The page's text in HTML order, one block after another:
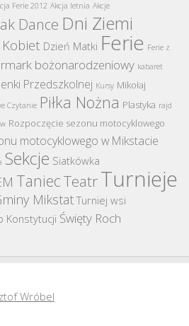
Ferie 2012 Akcja letnia Akcje
Dance Dni Ziemi
Dzień Matki Ferie Ferie z
bożonarodzeniowy kabaret
Przedszkolnej Kursy Mikołaj
Czytanie Piłka Nożna Plastyka rajd
Rozpoczęcie sezonu motocyklowego
motocyklowego w Mikstacie
Sekcje Siatkówka
TaniecTeatrTurnieje
Mikstat Turniej wsi
Konstytucji Święty Roch
Wróbel